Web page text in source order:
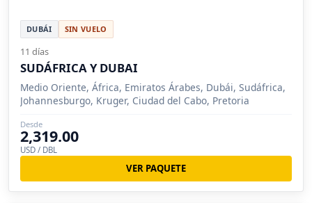
DUBÁI SIN VUELO
11 días
SUDÁFRICA Y DUBAI
Medio Oriente, África, Emiratos Árabes, Dubái, Sudáfrica,
Johannesburgo, Kruger, Ciudad del Cabo, Pretoria
Desde
2,319.00
USD / DBL
VER PAQUETE